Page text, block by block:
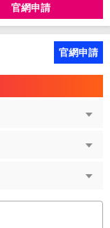
官網申請
官網申請